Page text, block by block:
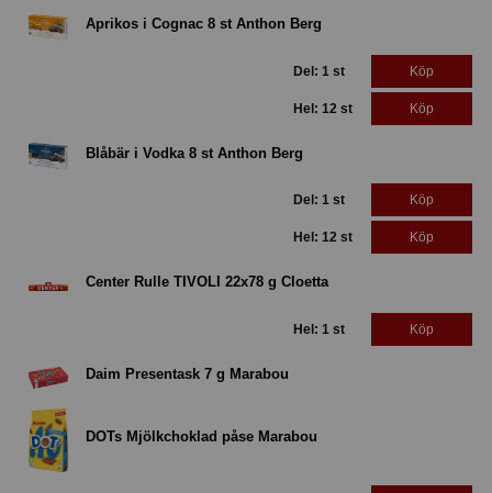
Aprikos i Cognac 8 st Anthon Berg
Del: 1 st Köp
Hel: 12 st Köp
Blåbär i Vodka 8 st Anthon Berg
Del: 1 st Köp
Hel: 12 st Köp
Center Rulle TIVOLI 22x78 g Cloetta
Hel: 1 st Köp
Daim Presentask 7 g Marabou
DOTs Mjölkchoklad påse Marabou